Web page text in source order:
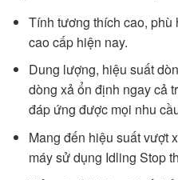
Tính tương thích cao,
cao cấp hiện nay.
Dung lượng, hiệu suất
dòng xả ổn định ngay cả
đáp ứng được mọi nhu
Mang đến hiệu suất vượt
máy sử dụng Idling Stop